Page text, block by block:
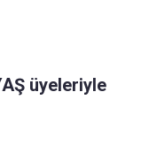
üyeleriyle